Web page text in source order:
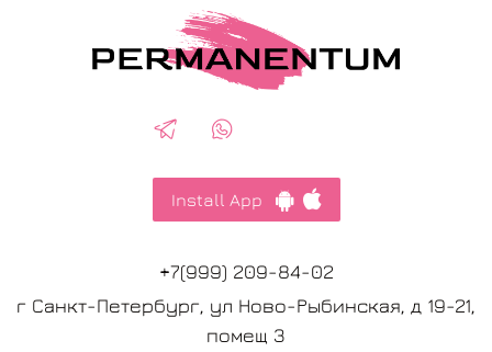
Install App
+7(999) 209-84-02
г Санкт-Петербург, ул Ново-Рыбинская, д 19-21,
помещ 3